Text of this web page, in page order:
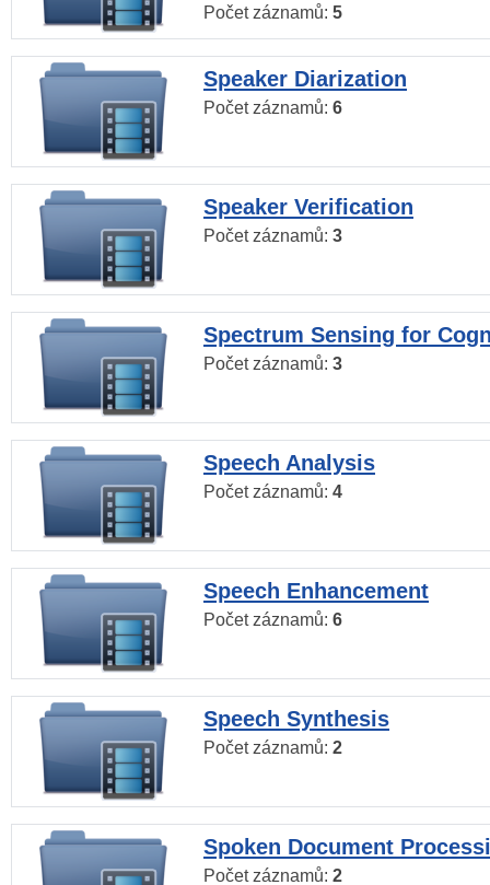
Počet záznamů: 5
Speaker Diarization
Počet záznamů: 6
Speaker Verification
Počet záznamů: 3
Spectrum Sensing for
Počet záznamů: 3
Speech Analysis
Počet záznamů: 4
Speech Enhancement
Počet záznamů: 6
Speech Synthesis
Počet záznamů: 2
Spoken Document
Počet záznamů: 2